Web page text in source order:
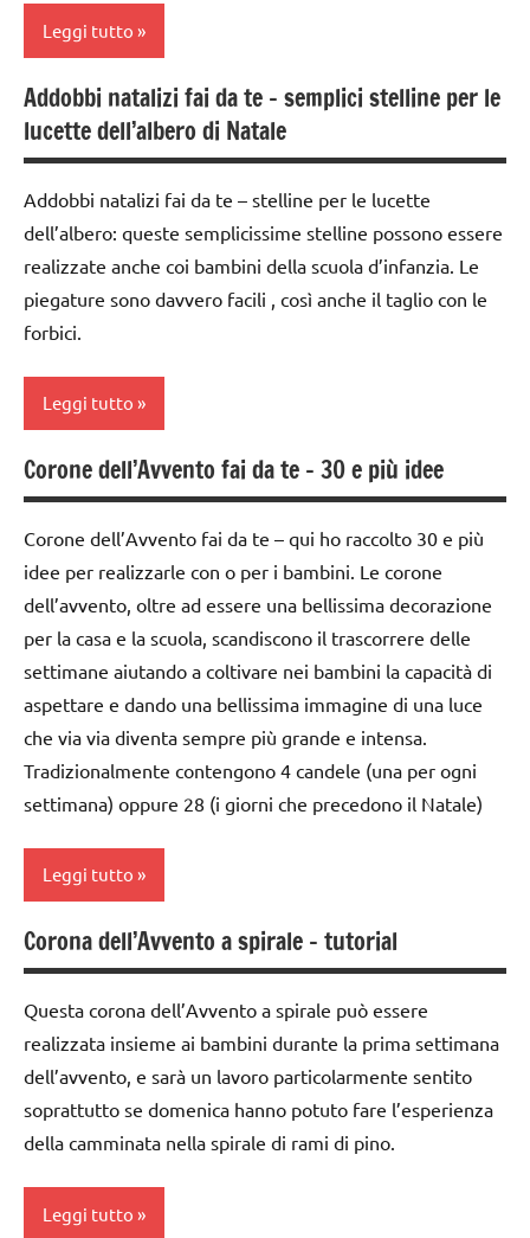
3a
avvento
4a
di
avvento
decorazioni
FESTE
DELL'ANNO
Natale
origami
San
TUTORIAL
TUTTI GLI
ARTICOLI
Leggi tutto
carta
anni
natalizie
FESTE
LAVORETTI
per
Natale
Natale
paperfolding
origami
TUTORIAL
TUTTI GLI
ARGOMENTI
PER ETA'
TUTTI GLI
Addobbi natalizi fai da te – semplici stelline per le
lucette dell’albero di Natale
Addobbi natalizi fai da te – stelline per le lucette
dell’albero: queste semplicissime stelline possono essere
realizzate anche coi bambini della scuola d’infanzia. Le
piegature sono davvero facili , così anche il taglio con le
forbici.
Leggi tutto
1a
settimana
di
avvento
albero
di
Natale
carta
dai
3 ai
6
dai
anni
natalizie
FESTE
DELL'ANNO
Natale
Corone dell’Avvento fai da te – 30 e più idee
Corone dell’Avvento fai da te – qui ho raccolto 30 e più
idee per realizzarle con o per i bambini. Le corone
dell’avvento, oltre ad essere una bellissima decorazione
per la casa e la scuola, scandiscono il trascorrere delle
settimane aiutando a coltivare nei bambini la capacità di
aspettare e dando una bellissima immagine di una luce
che via via diventa sempre più grande e intensa.
Tradizionalmente contengono 4 candele (una per ogni
settimana) oppure 28 (i giorni che precedono il Natale)
Leggi tutto
decorazioni
natalizie
FESTE
DELL'ANNO
raccolte
Corona dell’Avvento a spirale – tutorial
Questa corona dell’Avvento a spirale può essere
realizzata insieme ai bambini durante la prima settimana
dell’avvento, e sarà un lavoro particolarmente sentito
soprattutto se domenica hanno potuto fare l’esperienza
della camminata nella spirale di rami di pino.
Leggi tutto